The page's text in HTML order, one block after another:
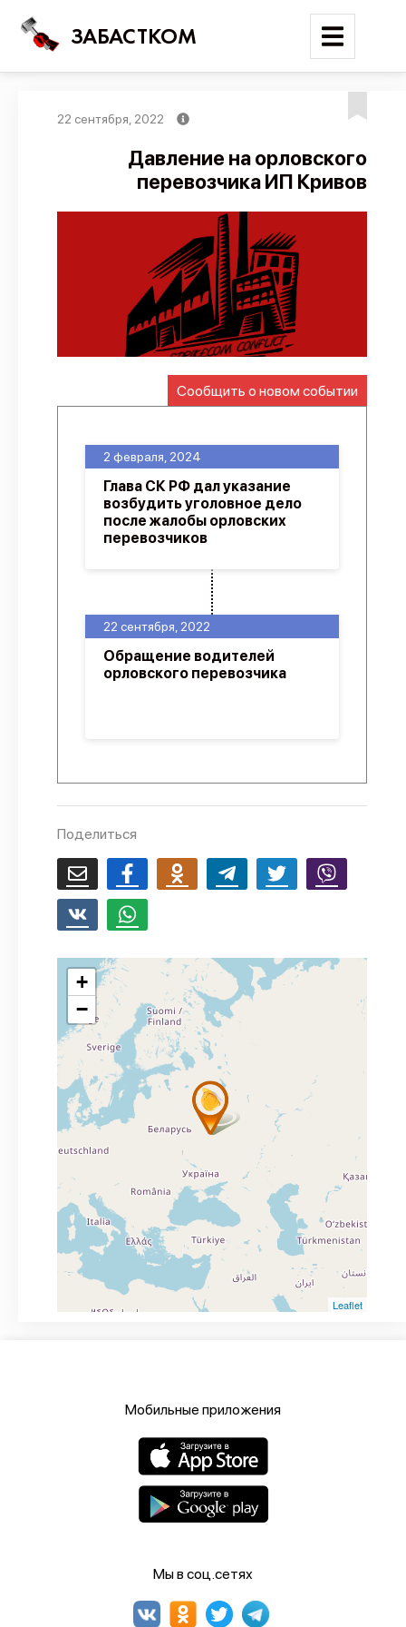
ЗАБАСТКОМ
Поиск
Новости
Карта событий
Трудовые конфликты
Отчеты
Предложить публикацию
API
Политика конфиденциальности
22 сентября, 2022
Давление на орловского
перевозчика ИП Кривов
Сообщить о новом событии
22 сентября, 2022
Обращение водителей
орловского перевозчика
2 февраля, 2024
Глава СК РФ дал указание
возбудить уголовное дело
после жалобы орловских
перевозчиков
Поделиться
+
−
Leaflet
Мобильные приложения
Мы в соц.сетях